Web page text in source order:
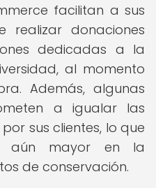
facilitan a sus
realizar donaciones
dedicadas a la
al momento
Además, algunas
a igualar las
sus clientes, lo que
aún mayor en la
de conservación.